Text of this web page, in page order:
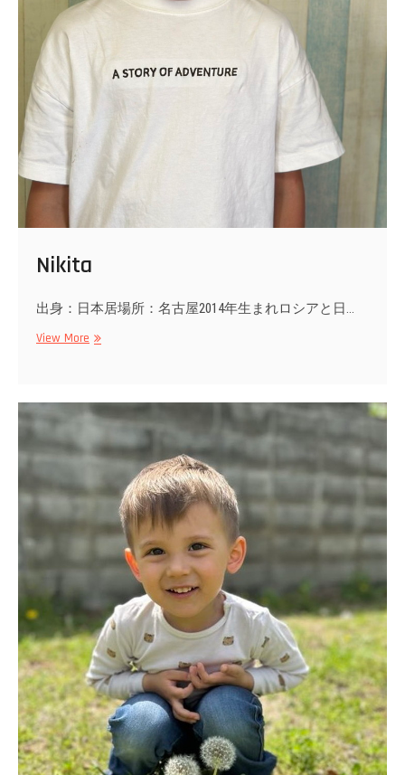
Nikita
出身：日本居場所：名古屋2014年生まれロシアと日…
View More Nikita